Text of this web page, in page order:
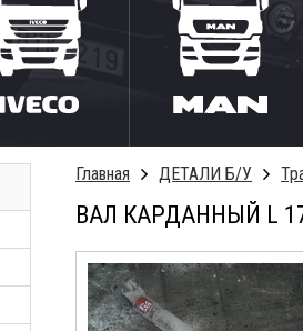
Главная ДЕТАЛИ Б/У
ВАЛ КАРДАННЫЙ L